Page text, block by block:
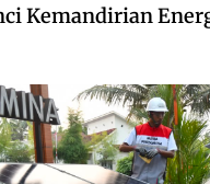
Kemandirian